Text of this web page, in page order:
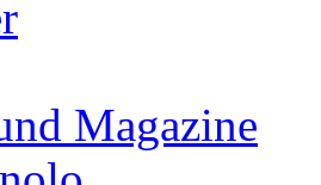
Magazine